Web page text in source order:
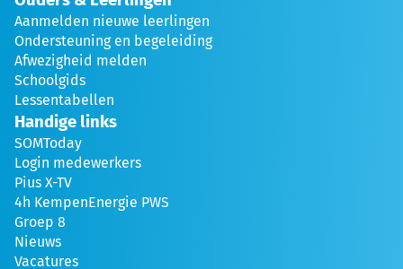
Aanmelden nieuwe leerlingen
Ondersteuning en begeleiding
Afwezigheid melden
Schoolgids
Lessentabellen
Handige links
SOMToday
Login medewerkers
Pius X-TV
4h KempenEnergie PWS
Groep 8
Nieuws
Vacatures